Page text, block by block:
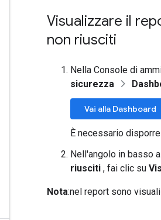
Visualizzare il
non riusciti
Nella Console di
sicurezza
Vai alla Dashboard
È necessario
Nell'angolo in basso
riusciti , fai clic su
Nota:nel report sono